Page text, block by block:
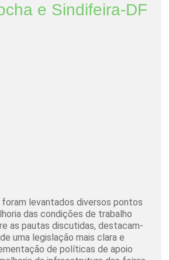
e Sindifeira-DF
foram levantados diversos pontos
das condições de trabalho
as pautas discutidas, destacam-
uma legislação mais clara e
de políticas de apoio